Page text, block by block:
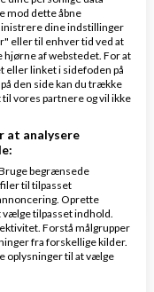
er 18+
brugeren
rigtigt ind.
mod dette åbne
dine indstillinger
eller til enhver tid ved at
af webstedet. For at
eller linket i sidefoden på
den side kan du trække
vores partnere og vil ikke
at analysere
begrænsede
til tilpasset
Oprette
tilpasset indhold.
Forstå målgrupper
fra forskellige kilder.
oplysninger til at vælge